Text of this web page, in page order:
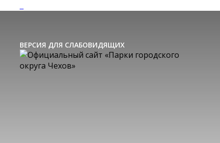
ВЕРСИЯ ДЛЯ СЛАБОВИДЯЩИХ